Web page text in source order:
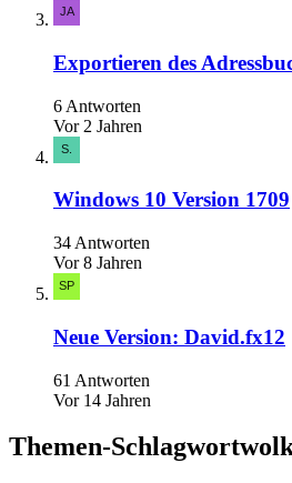
Exportieren des
6 Antworten
Vor 2 Jahren
Windows 10 Version 1709
34 Antworten
Vor 8 Jahren
Neue Version: David.fx12
61 Antworten
Vor 14 Jahren
Themen-